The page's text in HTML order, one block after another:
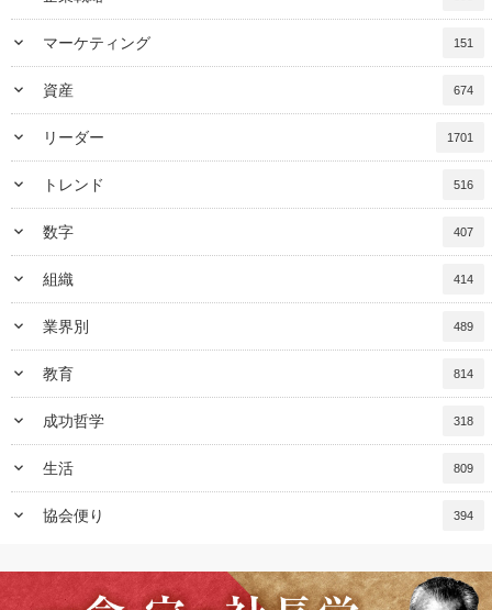
keyboard_arrow_down マーケティング 151
keyboard_arrow_down 資産 674
keyboard_arrow_down リーダー 1701
keyboard_arrow_down トレンド 516
keyboard_arrow_down 数字 407
keyboard_arrow_down 組織 414
keyboard_arrow_down 業界別 489
keyboard_arrow_down 教育 814
keyboard_arrow_down 成功哲学 318
keyboard_arrow_down 生活 809
keyboard_arrow_down 協会便り 394